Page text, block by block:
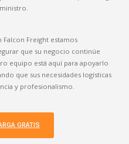
Falcon Freight estamos
que su negocio continúe
equipo está aquí para apoyarlo
que sus necesidades logísticas
y profesionalismo.
GRATIS